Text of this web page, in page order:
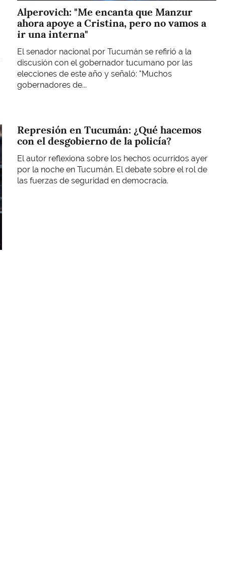
Alperovich: "Me encanta que Manzur
ahora apoye a Cristina, pero no vamos a
ir una interna"
El senador nacional por Tucumán se refirió a la
discusión con el gobernador tucumano por las
elecciones de este año y señaló: "Muchos
gobernadores de...
Represión en Tucumán: ¿Qué hacemos
con el desgobierno de la policía?
El autor reflexiona sobre los hechos ocurridos ayer
por la noche en Tucumán. El debate sobre el rol de
las fuerzas de seguridad en democracia.